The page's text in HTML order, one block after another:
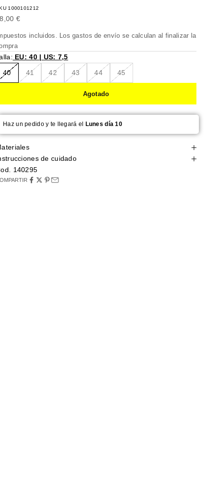
1000101212
de oferta
€
incluidos. Losgastos de envío se calculan al finalizar la
EU: 40 | US: 7,5
40 41 42 43 44 45
Agotado
Haz un pedido y te llegará el Lunes día 10
de cuidado
140295